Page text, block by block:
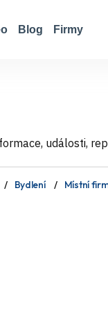
Blog Firmy
události,
Bydlení Místní